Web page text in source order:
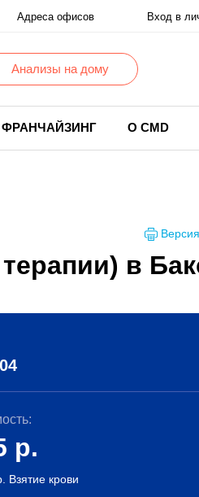
Адреса офисов Вход в
Анализы на дому
ФРАНЧАЙЗИНГ О CMD
в
р.
Взятие крови